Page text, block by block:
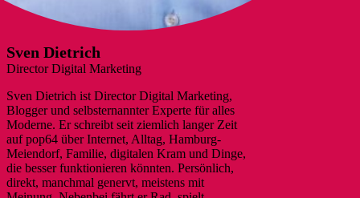
Sven Dietrich
Director Digital Marketing
Sven Dietrich ist Director Digital Marketing,
Blogger und selbsternannter Experte für alles
Moderne. Er schreibt seit ziemlich langer Zeit
auf pop64 über Internet, Alltag, Hamburg-
Meiendorf, Familie, digitalen Kram und Dinge,
die besser funktionieren könnten. Persönlich,
direkt, manchmal genervt, meistens mit